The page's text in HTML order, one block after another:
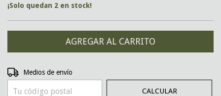
¡Solo quedan 2 en stock!
Entregas para el CP:
Medios de envío
CALCULAR